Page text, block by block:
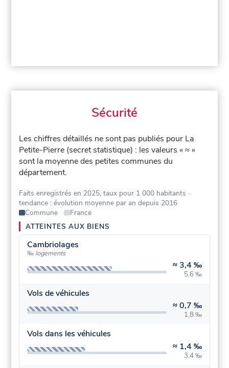
Sécurité
Les chiffres détaillés ne sont pas publiés pour La
Petite-Pierre (secret statistique) : les valeurs « ≈ »
sont la moyenne des petites communes du
département.
Faits enregistrés en 2025, taux pour 1 000 habitants ·
tendance : évolution moyenne par an depuis 2016
Commune
France
ATTEINTES AUX BIENS
Cambriolages
‰ logements
≈ 3,4 ‰
5,6 ‰
Vols de véhicules
≈0,7 ‰
1,8 ‰
Vols dans les véhicules
≈ 1,4 ‰
3,4 ‰